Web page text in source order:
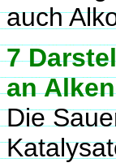
auch
7
an
Die